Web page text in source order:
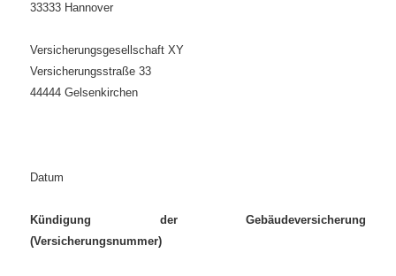
33333 Hannover
Versicherungsgesellschaft XY
Versicherungsstraße 33
44444 Gelsenkirchen
Datum
Kündigung der Gebäudeversicherung
(Versicherungsnummer)